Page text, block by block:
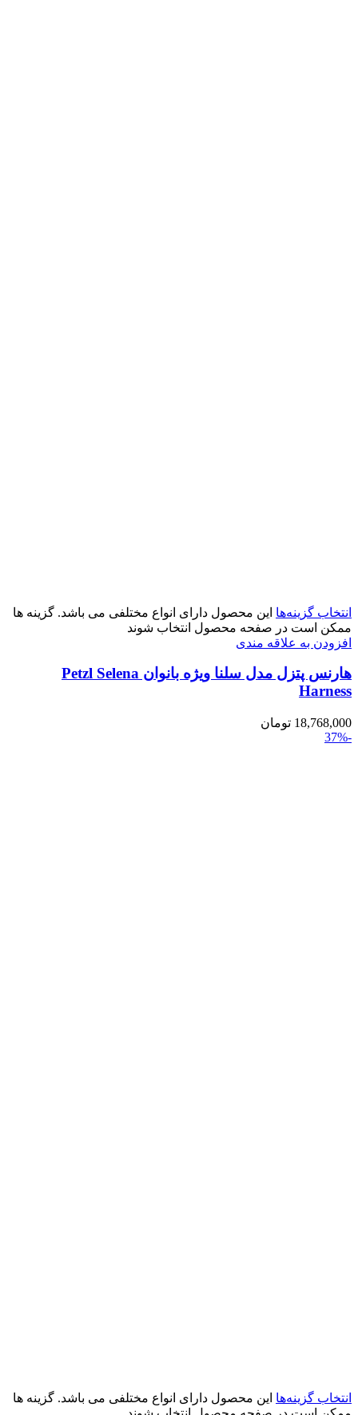
انتخاب گزینه‌ها این محصول دارای انواع مختلفی می باشد. گزینه ها
ممکن است در صفحه محصول انتخاب شوند
افزودن به علاقه مندی
هارنس پتزل مدل سلنا ویژه بانوان Petzl Selena
Harness
18,768,000 تومان
-37%
انتخاب گزینه‌ها این محصول دارای انواع مختلفی می باشد. گزینه ها